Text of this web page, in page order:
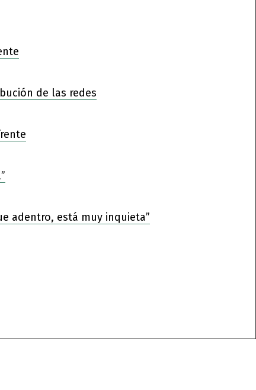
de las redes
adentro, está muy inquieta”